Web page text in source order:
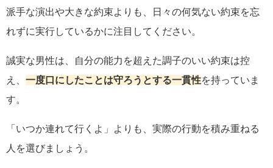
派手な演出や大きな約束よりも、日々の何気ない約束を忘
れずに実行しているかに注目してください。
誠実な男性は、自分の能力を超えた調子のいい約束は控
え、 一度口にしたことは守ろうとする一貫性を持っていま
す。
「いつか連れて行くよ」よりも、実際の行動を積み重ねる
人を選びましょう。